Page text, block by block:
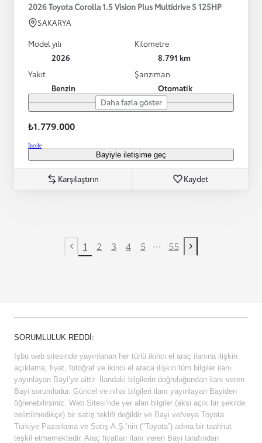
2026 Toyota Corolla 1.5 Vision Plus Multidrive S 125HP
SAKARYA
Model yılı
2026
Kilometre
8.791 km
Yakıt
Benzin
Şanzıman
Otomatik
Daha fazla göster
₺1.779.000
İncele
Bayiyle iletişime geç
Karşılaştırın Kaydet
Previous page
1 2 3 4 5 ... 55
Next page
SORUMLULUK REDDI:
İşbu web sitesinde yayınlanan her türlü ikinci el araç ilanına ilişkin
açıklama, fiyat, fotoğraf ve ikinci el araca ilişkin tüm bilgiler ilanı
yayınlayan Bayi’ye aittir. İlandaki bilgilerin doğruluğundan ilanı veren
Bayi sorumludur. Güncel ve nihai bilgileri ilanı yayınlayan Bayiden
öğrenebilirsiniz. Web Sitesi'nde yer alan bilgiler (aksi açık bir şekilde
belirtilmedikçe) bir satış teklifi değildir ve Bayi ve/veya Toyota
Türkiye Pazarlama ve Satış A.Ş.’nin ("Toyota”) adına bir taahhüt
teşkil etmemektedir. Araç fiyatları ilanı veren Bayi tarafından